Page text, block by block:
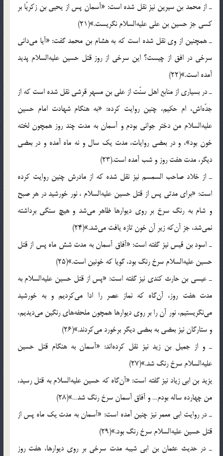
ـ از محمد بن سیرین نیز نقل شده است: «آسمان پس از یحیی بن زکریّا بر
کسی جز حسین بن علی علیه‌السلام نگریست.»(21)
ـ همچنین از وی نقل شده است که به هشام بن محمد گفت: «آیا می‌دانی
سرخی در افق از چیست؟ این سرخی از روز قتل حسین علیه‌السلام پدید
آمده است.»(22)
ـ در بسیاری از منابع اهل سنّت از علی بن مسهر قرشی نقل شده است که از
جدّه‌اش، ام حکیم، چنین روایت کرده: «به هنگام شهادت امام حسین
علیه‌السلام من دختر جوانی بودم و آسمان به مدت چند روز همچون لخته
خون بود»، و در بعضی روایات، مدت یک سال و نه ماه آمده و در بعضی
دیگر، مدت هفت روز و شب آمده است.(23)
ـ از خلاد صاحب السمسم نیز نقل شده که از مادرش چنین روایت کرده
است: «برای مدتی پس از قتل حسین علیه‌السلام ، نور خورشید در هر صبح
و شام به رنگ سرخ بر روی دیوارها ظاهر می‌شد و هیچ سنگی برداشته
نمی‌شد، جز آن‌که زیر آن خون تازه یافت می‌شد.»(24)
ـ اسود بن قیس نیز گفته است: «آفاق آسمان به مدت شش ماه پس از قتل
حسین علیه‌السلام سرخ رنگ بود، گویا که خونین است.»(25)
ـ عیسی بن حارث کندی نیز گفته است: «پس از قتل حسین علیه‌السلام به
مدت هفت روز، آن‌گاه که نماز عصر را ادا می‌کردیم و به خورشید
می‌نگریستیم، نور آن را بر روی دیوارها همچون ملحفه‌های رنگین می‌دیدیم،
و ستارگان نیز بعضی به بعضی دیگر برخورد می‌کردند.»(26)
ـ و از جمیل بن زید نیز نقل کرده‌اند: «آسمان به هنگام قتل حسین
علیه‌السلام سرخ رنگ شد.»(27)
یزید بن ابی زیاد نیز گفته است: «آن‌گاه که حسین علیه‌السلام به قتل رسید،
من چهارده ساله بودم… و آفاق آسمان سرخ رنگ شد…»(28)
ـ در روایت ابی معمر نیز چنین آمده است: «آسمان به مدت یک ماه پس از
قتل حسین علیه‌السلام سرخ رنگ بود.»(29)
ـ در حدیث عثمان بن ابی شیبه مدت سرخی بر روی دیوارها، هفت روز